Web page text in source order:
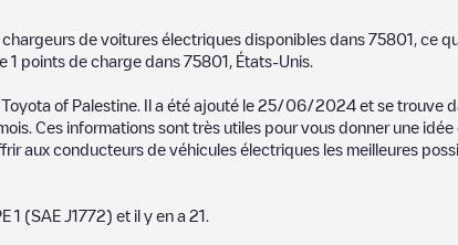
de voitures électriques disponibles dans 75801 , ce
1 points de charge dans 75801 États-Unis
of Palestine . Il a été ajouté le 25/06/2024 et se trouve
Ces informations sont très utiles pour vous donner une
aux conducteurs de véhicules électriques les meilleures
1 (SAE J1772) et il y en a 21